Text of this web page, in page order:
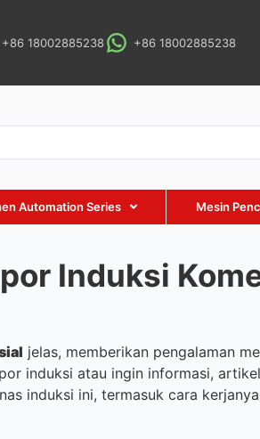
+86 18002885238 +86 18002885238
Automation Series Mesin
Induksi
jelas, memberikan pengalaman
induksi atau ingin informasi,
induksi ini, termasuk cara